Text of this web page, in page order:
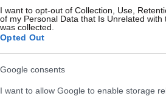
I want to opt-out of Collection, Use,
of my Personal Data that Is Unrelated
was collected.
Opted Out
Google consents
I want to allow Google to enable storage